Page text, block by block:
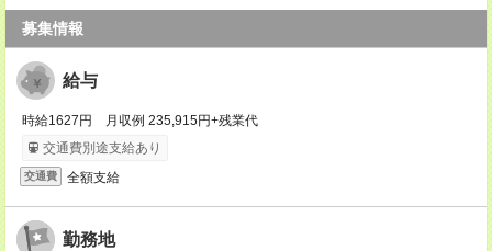
募集情報
給与
時給1627円 月収例 235,915円+残業代
交通費別途支給あり
交通費 全額支給
勤務地